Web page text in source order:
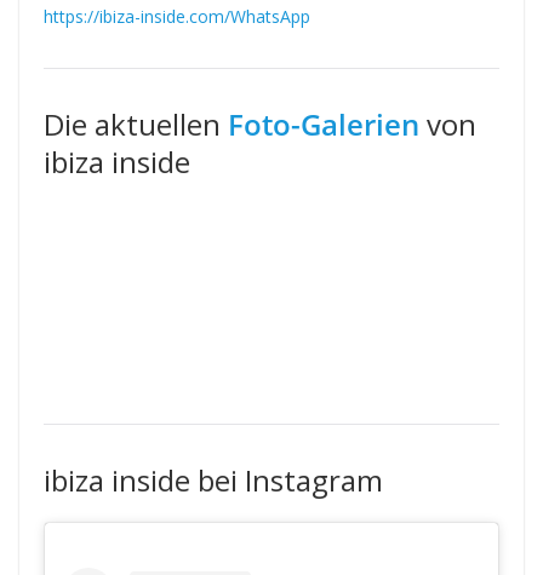
https://ibiza-inside.com/WhatsApp
Die aktuellen Foto-Galerien von
ibiza inside
ibiza inside bei Instagram